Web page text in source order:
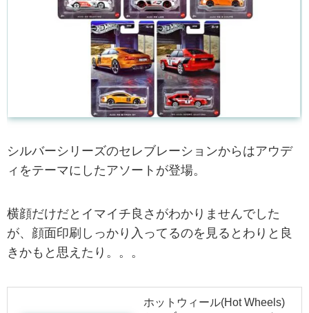
シルバーシリーズのセレブレーションからはアウデ
ィをテーマにしたアソートが登場。
横顔だけだとイマイチ良さがわかりませんでした
が、顔面印刷しっかり入ってるのを見るとわりと良
きかもと思えたり。。。
ホットウィール(Hot Wheels)